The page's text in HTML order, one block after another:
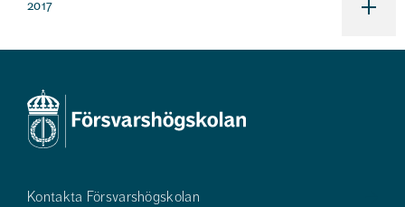
2017
Kontakta Försvarshögskolan